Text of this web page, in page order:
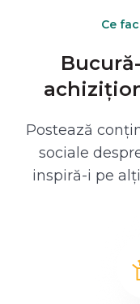
Ce
Postează
sociale
inspiră-i pe